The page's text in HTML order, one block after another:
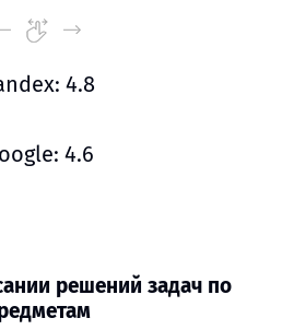
4.8
4.6
решений задач по